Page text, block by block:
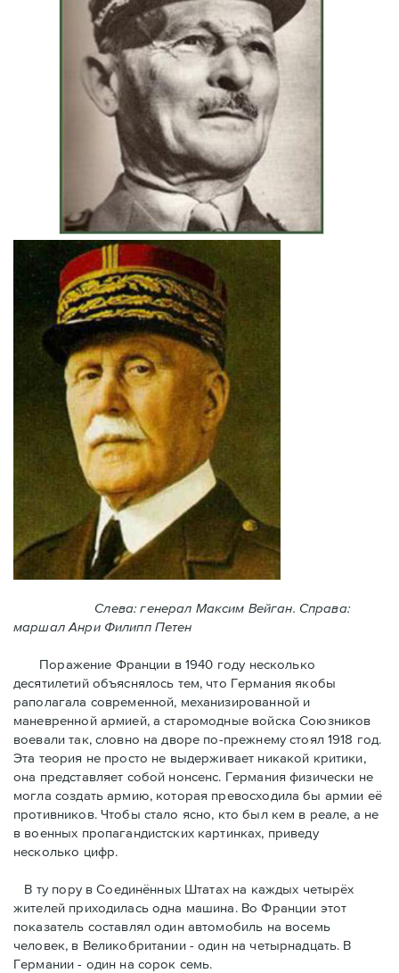
Слева: генерал Максим Вейган. Справа:
маршал Анри Филипп Петен
Поражение Франции в 1940 году несколько
десятилетий объяснялось тем, что Германия якобы
раполагала современной, механизированной и
маневренной армией, а старомодные войска Союзников
воевали так, словно на дворе по-прежнему стоял 1918 год.
Эта теория не просто не выдерживает никакой критики,
она представляет собой нонсенс. Германия физически не
могла создать армию, которая превосходила бы армии её
противников. Чтобы стало ясно, кто был кем в реале, а не
в военных пропагандистских картинках, приведу
несколько цифр.
В ту пору в Соединённых Штатах на каждых четырёх
жителей приходилась одна машина. Во Франции этот
показатель составлял один автомобиль на восемь
человек, в Великобритании - один на четырнадцать. В
Германии - один на сорок семь.